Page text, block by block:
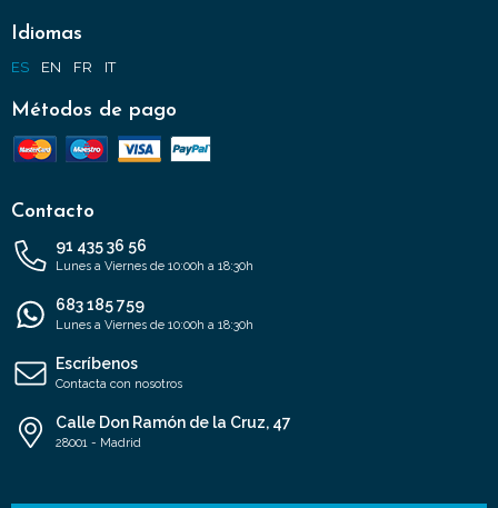
Idiomas
ES EN FR IT
Métodos de pago
Contacto
91 435 36 56
Lunes a Viernes de 10:00h a 18:30h
683 185 759
Lunes a Viernes de 10:00h a 18:30h
Escríbenos
Contacta con nosotros
Calle Don Ramón de la Cruz, 47
28001 - Madrid